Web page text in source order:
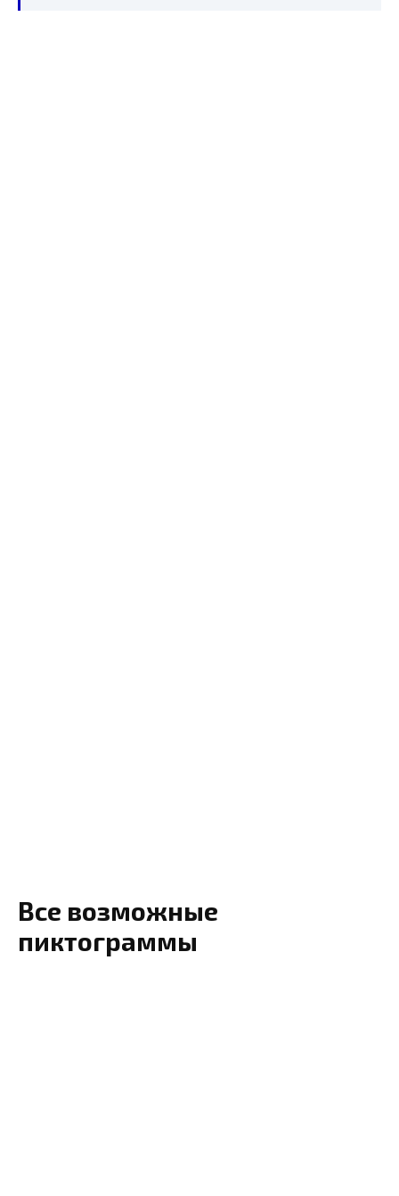
Все возможные
пиктограммы